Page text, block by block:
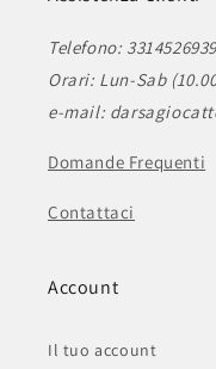
Telefono:
Orari: Lun-Sab
e-mail:
Domande Frequenti
Contattaci
Account
Il tuo account